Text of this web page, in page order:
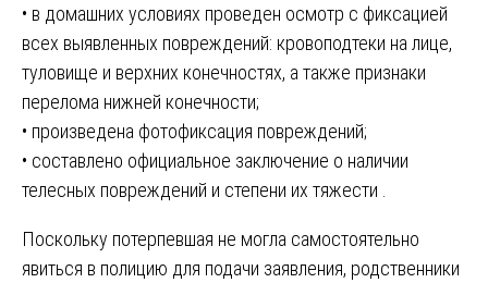
• в домашних условиях проведен осмотр с фиксацией
всех выявленных повреждений: кровоподтеки на лице,
туловище и верхних конечностях, а также признаки
перелома нижней конечности;
• произведена фотофиксация повреждений;
• составлено официальное заключение о наличии
телесных повреждений и степени их тяжести .
Поскольку потерпевшая не могла самостоятельно
явиться в полицию для подачи заявления, родственники